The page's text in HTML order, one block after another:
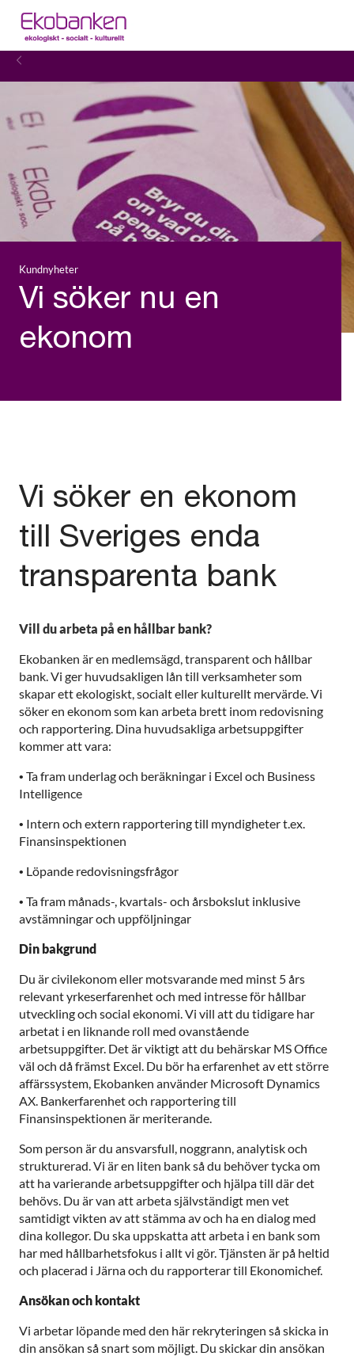
Kundnyheter
Vi söker nu en
ekonom
Vi söker en ekonom
till Sveriges enda
transparenta bank
Vill du arbeta på en hållbar bank?
Ekobanken är en medlemsägd, transparent och hållbar
bank. Vi ger huvudsakligen lån till verksamheter som
skapar ett ekologiskt, socialt eller kulturellt mervärde. Vi
söker en ekonom som kan arbeta brett inom redovisning
och rapportering. Dina huvudsakliga arbetsuppgifter
kommer att vara:
• Ta fram underlag och beräkningar i Excel och Business
Intelligence
• Intern och extern rapportering till myndigheter t.ex.
Finansinspektionen
• Löpande redovisningsfrågor
• Ta fram månads-, kvartals- och årsbokslut inklusive
avstämningar och uppföljningar
Din bakgrund
Du är civilekonom eller motsvarande med minst 5 års
relevant yrkeserfarenhet och med intresse för hållbar
utveckling och social ekonomi. Vi vill att du tidigare har
arbetat i en liknande roll med ovanstående
arbetsuppgifter. Det är viktigt att du behärskar MS Office
väl och då främst Excel. Du bör ha erfarenhet av ett större
affärssystem, Ekobanken använder Microsoft Dynamics
AX. Bankerfarenhet och rapportering till
Finansinspektionen är meriterande.
Som person är du ansvarsfull, noggrann, analytisk och
strukturerad. Vi är en liten bank så du behöver tycka om
att ha varierande arbetsuppgifter och hjälpa till där det
behövs. Du är van att arbeta självständigt men vet
samtidigt vikten av att stämma av och ha en dialog med
dina kollegor. Du ska uppskatta att arbeta i en bank som
har med hållbarhetsfokus i allt vi gör. Tjänsten är på heltid
och placerad i Järna och du rapporterar till Ekonomichef.
Ansökan och kontakt
Vi arbetar löpande med den här rekryteringen så skicka in
din ansökan så snart som möjligt. Du skickar din ansökan